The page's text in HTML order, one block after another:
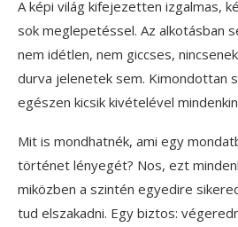
A képi világ kifejezetten izgalmas,
sok meglepetéssel. Az alkotásban
nem idétlen, nem giccses,
durva jelenetek sem. Kimondottan
egészen kicsik kivételével
Mit is mondhatnék, ami egy
történet lényegét? Nos, ezt
miközben a szintén egyedire
tud elszakadni. Egy biztos: